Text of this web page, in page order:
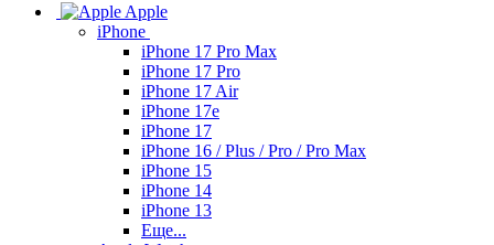
Apple
iPhone
iPhone 17 Pro Max
iPhone 17 Pro
iPhone 17 Air
iPhone 17e
iPhone 17
iPhone 16 / Plus / Pro / Pro Max
iPhone 15
iPhone 14
iPhone 13
Еще...